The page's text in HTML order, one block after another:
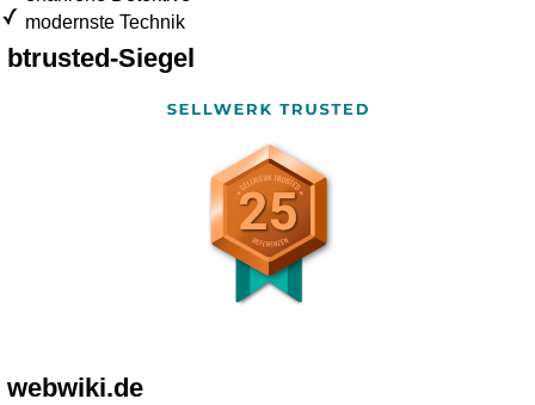
modernste Technik
btrusted-Siegel
webwiki.de